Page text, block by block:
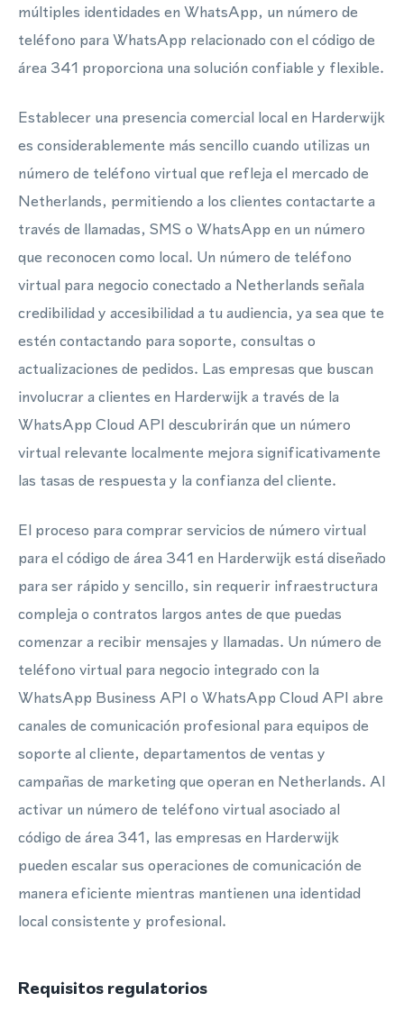
múltiples identidades en WhatsApp, un número de
teléfono para WhatsApp relacionado con el código de
área 341 proporciona una solución confiable y flexible.
Establecer una presencia comercial local en Harderwijk
es considerablemente más sencillo cuando utilizas un
número de teléfono virtual que refleja el mercado de
Netherlands, permitiendo a los clientes contactarte a
través de llamadas, SMS o WhatsApp en un número
que reconocen como local. Un número de teléfono
virtual para negocio conectado a Netherlands señala
credibilidad y accesibilidad a tu audiencia, ya sea que te
estén contactando para soporte, consultas o
actualizaciones de pedidos. Las empresas que buscan
involucrar a clientes en Harderwijk a través de la
WhatsApp Cloud API descubrirán que un número
virtual relevante localmente mejora significativamente
las tasas de respuesta y la confianza del cliente.
El proceso para comprar servicios de número virtual
para el código de área 341 en Harderwijk está diseñado
para ser rápido y sencillo, sin requerir infraestructura
compleja o contratos largos antes de que puedas
comenzar a recibir mensajes y llamadas. Un número de
teléfono virtual para negocio integrado con la
WhatsApp Business API o WhatsApp Cloud API abre
canales de comunicación profesional para equipos de
soporte al cliente, departamentos de ventas y
campañas de marketing que operan en Netherlands. Al
activar un número de teléfono virtual asociado al
código de área 341, las empresas en Harderwijk
pueden escalar sus operaciones de comunicación de
manera eficiente mientras mantienen una identidad
local consistente y profesional.
Requisitos regulatorios